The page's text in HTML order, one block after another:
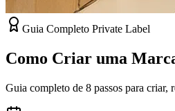
Guia Completo Private Label
Como Criar uma
Guia completo de 8 passos para criar,